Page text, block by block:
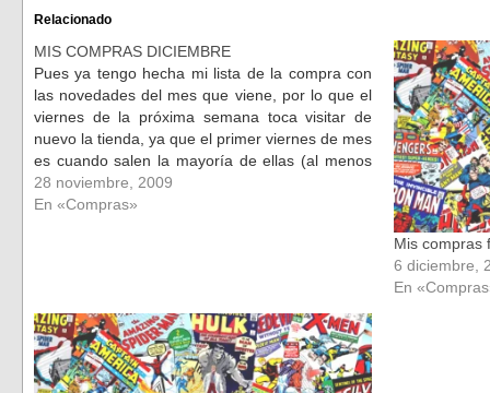
(Se
abre
en
una
ventana
nueva)
en
una
ventana
nueva)
Relacionado
MIS COMPRAS DICIEMBRE
Pues ya tengo hecha mi lista de la compra con
las novedades del mes que viene, por lo que el
viernes de la próxima semana toca visitar de
nuevo la tienda, ya que el primer viernes de mes
es cuando salen la mayoría de ellas (al menos
de las colecciones…
28 noviembre, 2009
En «Compras»
Mis compras
6 diciembre,
En